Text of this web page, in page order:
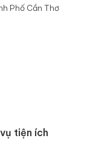
Phố Cần Thơ
tiện ích